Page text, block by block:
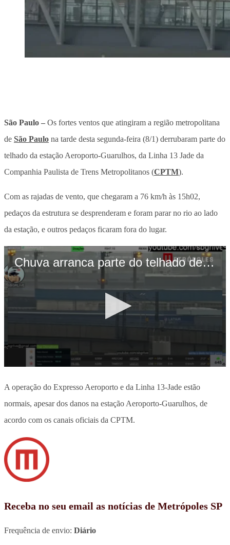
São Paulo – Os fortes ventos que atingiram a região metropolitana
de São Paulo na tarde desta segunda-feira (8/1) derrubaram parte do
telhado da estação Aeroporto-Guarulhos, da Linha 13 Jade da
Companhia Paulista de Trens Metropolitanos (CPTM).
Com as rajadas de vento, que chegaram a 76 km/h às 15h02,
pedaços da estrutura se desprenderam e foram parar no rio ao lado
da estação, e outros pedaços ficaram fora do lugar.
A operação do Expresso Aeroporto e da Linha 13-Jade estão
normais, apesar dos danos na estação Aeroporto-Guarulhos, de
acordo com os canais oficiais da CPTM.
Receba no seu email as notícias de Metrópoles SP
Frequência de envio: Diário